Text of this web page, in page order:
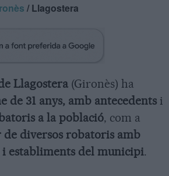
/ Llagostera
Llagostera (Gironès) ha
de 31 anys, amb antecedents i
a la població, com a
diversos robatoris amb
establiments del municipi.